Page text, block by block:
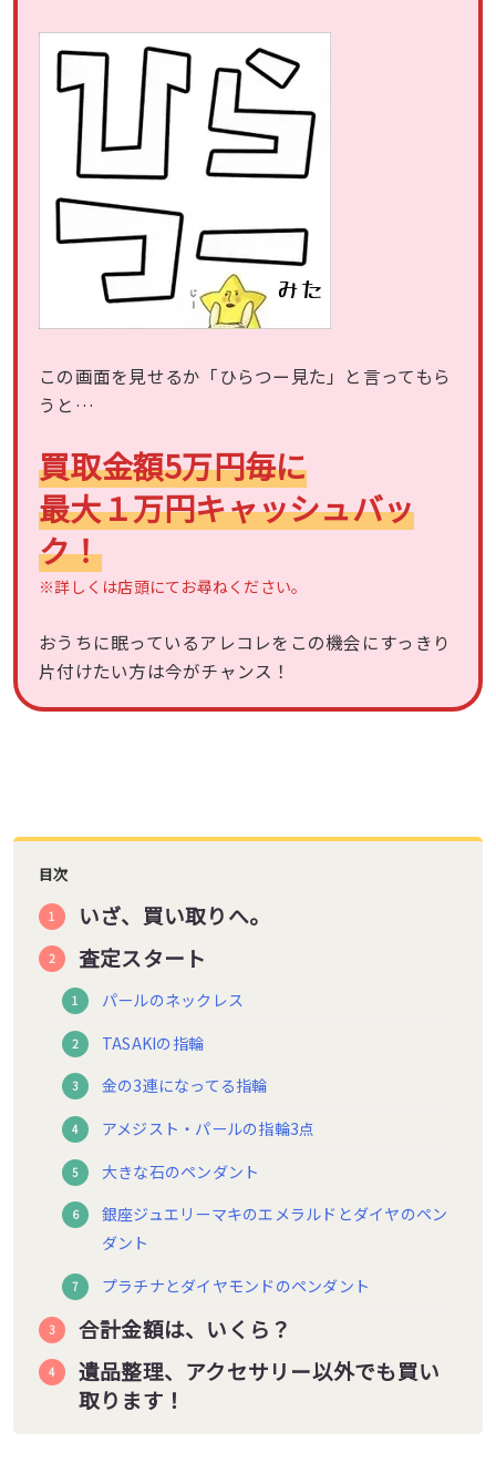
この画面を見せるか「ひらつー見た」と言ってもら
うと…
買取金額5万円毎に
最大１万円キャッシュバッ
ク！
※詳しくは店頭にてお尋ねください。
おうちに眠っているアレコレをこの機会にすっきり
片付けたい方は今がチャンス！
目次
いざ、買い取りへ。
査定スタート
パールのネックレス
TASAKIの指輪
金の3連になってる指輪
アメジスト・パールの指輪3点
大きな石のペンダント
銀座ジュエリーマキのエメラルドとダイヤのペン
ダント
プラチナとダイヤモンドのペンダント
合計金額は、いくら？
遺品整理、アクセサリー以外でも買い
取ります！